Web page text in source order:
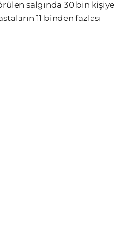
salgında 30 bin kişiye
11 binden fazlası